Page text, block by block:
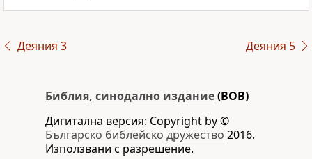
Деяния 3 Деяния 5
Библия, синодално издание(BOB)
Дигитална версия: Copyright by ©
Българско библейско дружество 2016.
Използвани с разрешение.